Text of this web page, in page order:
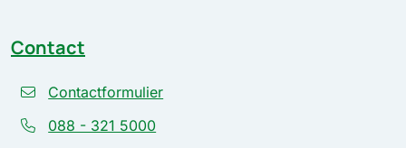
Contact
Contactformulier
088 - 321 5000